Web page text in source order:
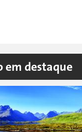
em destaque